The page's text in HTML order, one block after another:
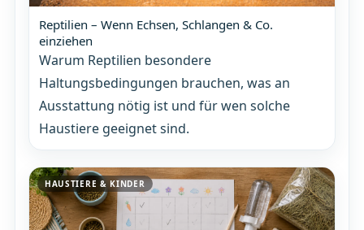
Reptilien – Wenn Echsen, Schlangen & Co.
einziehen
Warum Reptilien besondere
Haltungsbedingungen brauchen, was an
Ausstattung nötig ist und für wen solche
Haustiere geeignet sind.
HAUSTIERE & KINDER